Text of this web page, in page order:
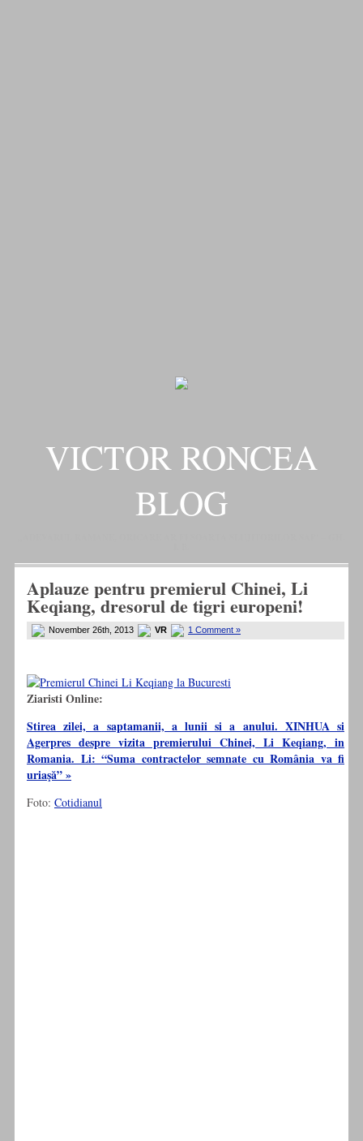
VICTOR RONCEA
BLOG
Aplauze pentru premierul Chinei, Li
Keqiang, dresorul de tigri europeni!
November 26th, 2013 VR 1 Comment »
Ziaristi Online:
Stirea zilei, a saptamanii, a lunii si a anului. XINHUA si
Agerpres despre vizita premierului Chinei, Li Keqiang, in
Romania. Li: “Suma contractelor semnate cu România va fi
uriaşă” »
Foto: Cotidianul